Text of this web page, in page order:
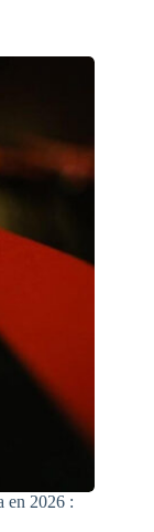
en 2026 :